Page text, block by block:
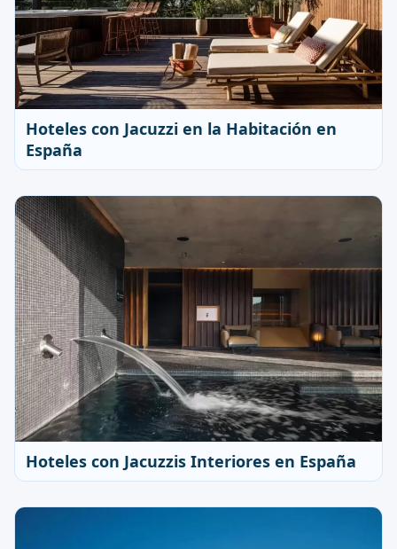
Hoteles con Jacuzzi en la Habitación en
España
Hoteles con Jacuzzis Interiores en España